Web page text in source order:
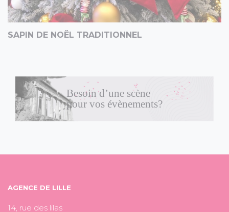
SAPIN DE NOËL TRADITIONNEL
Besoin d’une scène
pour vos évènements?
AGENCE DE LILLE
14, rue des lilas